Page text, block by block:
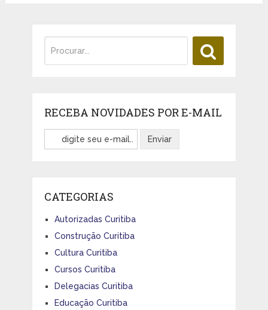
RECEBA NOVIDADES POR E-MAIL
CATEGORIAS
Autorizadas Curitiba
Construção Curitiba
Cultura Curitiba
Cursos Curitiba
Delegacias Curitiba
Educação Curitiba